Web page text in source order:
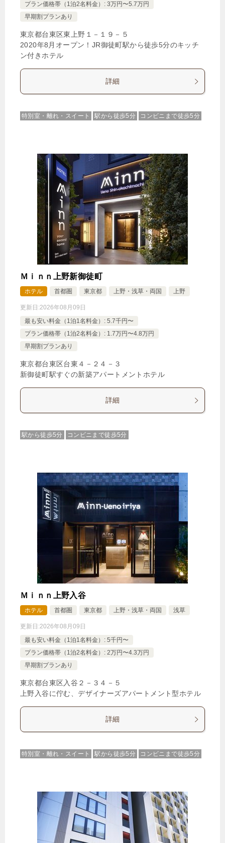
プラン価格帯（1泊2名料金）: 3万円〜5.7万円
早期割プランあり
東京都台東区東上野１－１９－５
2020年8月オープン！JR御徒町駅から徒歩5分のキッチ
ン付きホテル
詳細
特別室・離れ・スイート 駅から徒歩5分 コンビニまで徒歩5分
Ｍｉｎｎ上野新御徒町
ホテル 首都圏 東京都 上野・浅草・両国 上野
更新日:2026年08月09日
最も安い料金（1泊1名料金）: 5.7千円〜
プラン価格帯（1泊2名料金）: 1.7万円〜4.8万円
早期割プランあり
東京都台東区台東４－２４－３
新御徒町駅すぐの新築アパートメントホテル
詳細
駅から徒歩5分 コンビニまで徒歩5分
Ｍｉｎｎ上野入谷
ホテル 首都圏 東京都 上野・浅草・両国 浅草
更新日:2026年08月09日
最も安い料金（1泊1名料金）: 5千円〜
プラン価格帯（1泊2名料金）: 2万円〜4.3万円
早期割プランあり
東京都台東区入谷２－３４－５
上野入谷に佇む、デザイナーズアパートメント型ホテル
詳細
特別室・離れ・スイート 駅から徒歩5分 コンビニまで徒歩5分